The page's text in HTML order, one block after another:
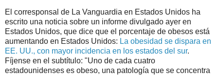
El corresponsal de La Vanguardia en Estados Unidos ha
escrito una noticia sobre un informe divulgado ayer en
Estados Unidos, que dice que el porcentaje de obesos está
aumentando en Estados Unidos: La obesidad se dispara en
EE. UU., con mayor incidencia en los estados del sur.
Fíjense en el subtítulo: "Uno de cada cuatro
estadounidenses es obeso, una patología que se concentra